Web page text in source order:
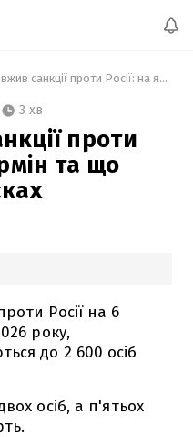
ЄС продовжив санкції проти Росії: на який термін та що змінилося у списках
3 хв
проти
та що
Росії на 6
року,
до 2 600 осіб
осіб, а п'ятьох